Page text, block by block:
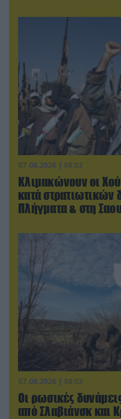
07.08.2026 | 08:02
Κλιμακώνουν οι
κατά
Πλήγματα & στη
07.08.2026 | 08:02
Οι ρωσικές
από Σλαβιάνσκ και